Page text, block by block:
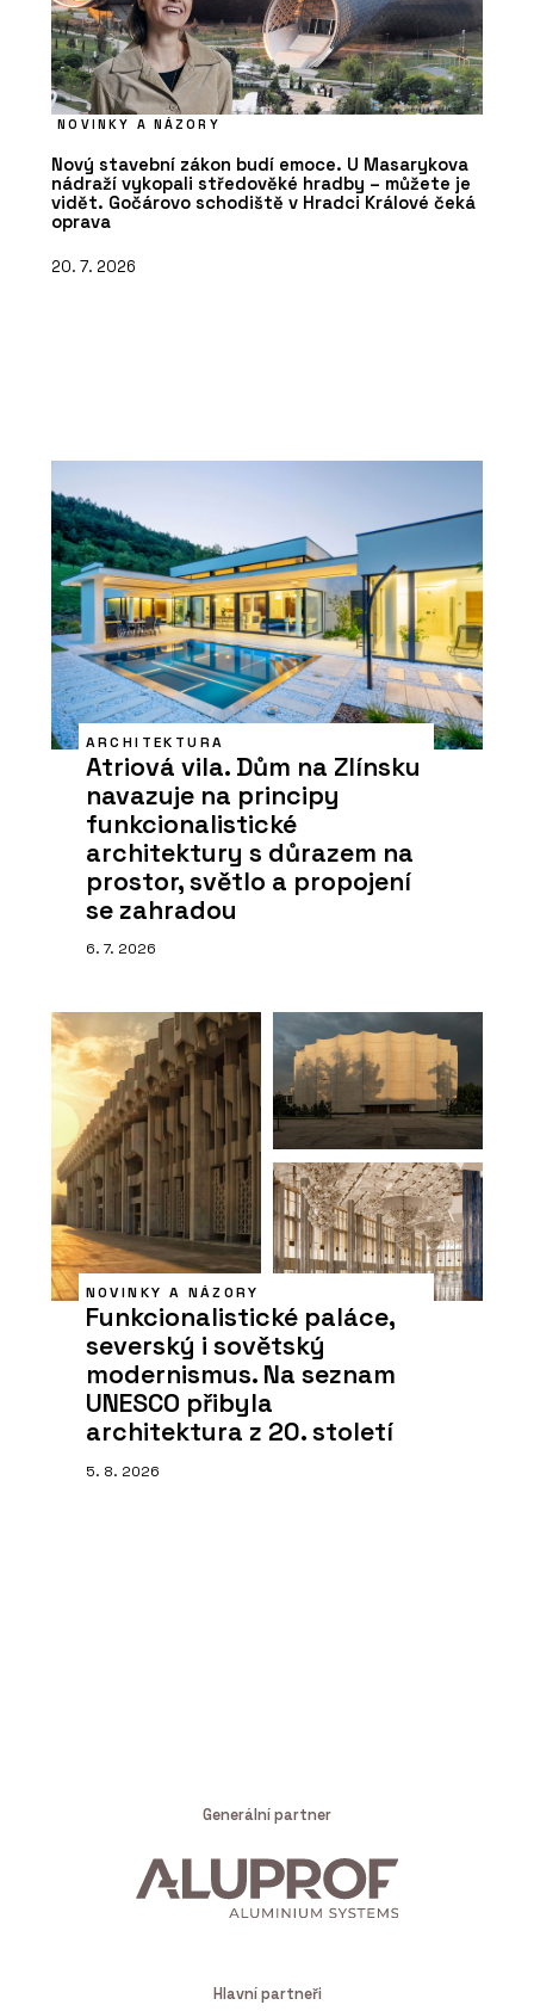
NOVINKY A NÁZORY
Nový stavební zákon budí emoce. U Masarykova
nádraží vykopali středověké hradby – můžete je
vidět. Gočárovo schodiště v Hradci Králové čeká
oprava
20. 7. 2026
ARCHITEKTURA
Atriová vila. Dům na Zlínsku
navazuje na principy
funkcionalistické
architektury s důrazem na
prostor, světlo a propojení
se zahradou
6. 7. 2026
NOVINKY A NÁZORY
Funkcionalistické paláce,
severský i sovětský
modernismus. Na seznam
UNESCO přibyla
architektura z 20. století
5. 8. 2026
Generální partner
Hlavní partneři